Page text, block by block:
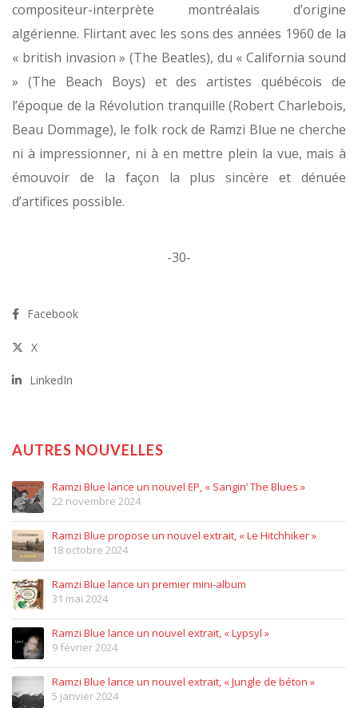
compositeur-interprète montréalais d’origine
algérienne. Flirtant avec les sons des années 1960 de la
« british invasion » (The Beatles), du « California sound
» (The Beach Boys) et des artistes québécois de
l’époque de la Révolution tranquille (Robert Charlebois,
Beau Dommage), le folk rock de Ramzi Blue ne cherche
ni à impressionner, ni à en mettre plein la vue, mais à
émouvoir de la façon la plus sincère et dénuée
d’artifices possible.
-30-
Facebook
X
LinkedIn
AUTRES NOUVELLES
Ramzi Blue lance un nouvel EP, « Sangin’ The Blues »
22 novembre 2024
Ramzi Blue propose un nouvel extrait, « Le Hitchhiker »
18 octobre 2024
Ramzi Blue lance un premier mini-album
31 mai 2024
Ramzi Blue lance un nouvel extrait, « Lypsyl »
9 février 2024
Ramzi Blue lance un nouvel extrait, « Jungle de béton »
5 janvier 2024